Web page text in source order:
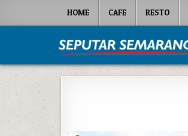
HOME CAFE RESTO
Seputar Semarang